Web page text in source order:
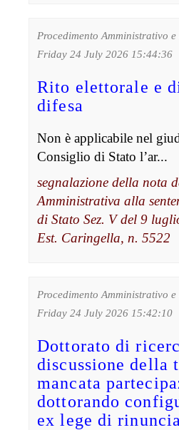
Procedimento Amministrativo
Friday 24 July 2026 15:44:36
Rito elettorale e
difesa
Non è applicabile nel
Consiglio di Stato l’ar...
segnalazione della nota
Amministrativa alla
di Stato Sez. V del 9
Est. Caringella, n. 5522
Procedimento Amministrativo
Friday 24 July 2026 15:42:10
Dottorato di
discussione della
mancata
dottorando
ex lege di rinuncia